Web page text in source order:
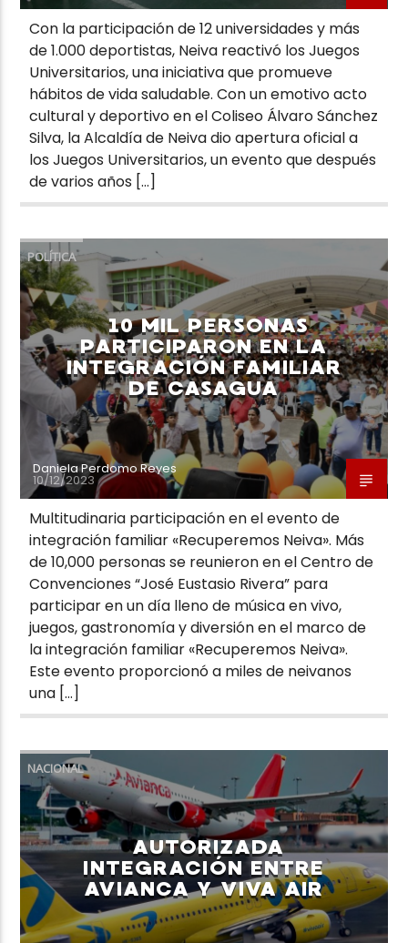
Con la participación de 12 universidades y más
de 1.000 deportistas, Neiva reactivó los Juegos
Universitarios, una iniciativa que promueve
hábitos de vida saludable. Con un emotivo acto
cultural y deportivo en el Coliseo Álvaro Sánchez
Silva, la Alcaldía de Neiva dio apertura oficial a
los Juegos Universitarios, un evento que después
de varios años […]
POLÍTICA
10 MIL PERSONAS
PARTICIPARON EN LA
INTEGRACIÓN FAMILIAR
DE CASAGUA
Daniela Perdomo Reyes
10/12/2023
Multitudinaria participación en el evento de
integración familiar «Recuperemos Neiva». Más
de 10,000 personas se reunieron en el Centro de
Convenciones “José Eustasio Rivera” para
participar en un día lleno de música en vivo,
juegos, gastronomía y diversión en el marco de
la integración familiar «Recuperemos Neiva».
Este evento proporcionó a miles de neivanos
una […]
NACIONAL
AUTORIZADA
INTEGRACIÓN ENTRE
AVIANCA Y VIVA AIR